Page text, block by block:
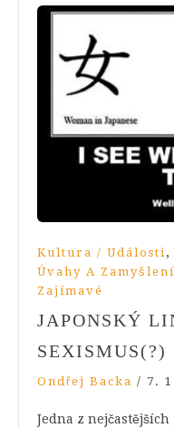
Kultura / Události,
Úvahy A Zamyšlení
Zajímavé
JAPONSKÝ
SEXISMUS(?)
Ondřej Backa / 7.
Jedna z